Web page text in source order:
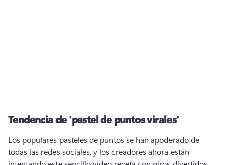
Tendencia de 'pastel de puntos virales'
Los populares pasteles de puntos se han apoderado de
todas las redes sociales, y los creadores ahora están